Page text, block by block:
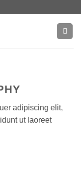
adipiscing elit,
ut laoreet